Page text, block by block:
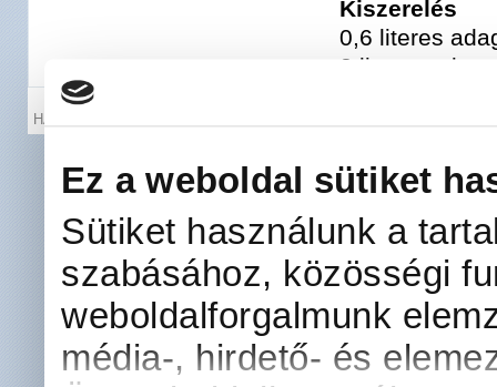
Ez a weboldal sütiket
Sütiket használunk a
szabásához, közösségi
weboldalforgalmunk
média-, hirdető- és
Kiszerelés
0,6 literes
2 literes
HARTMANN-RICO HUNGÁRIA